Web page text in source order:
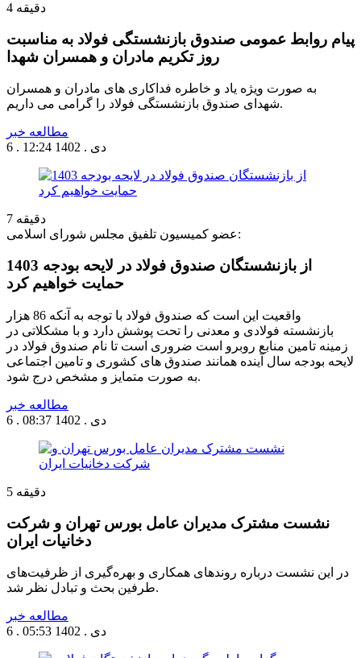
4 دقیقه
پیام روابط عمومی صندوق بازنشستگی فولاد به مناسبت
روز تکریم مادران و همسران شهدا
به صورت ویژه یاد و خاطره فداکاری های مادران و همسران
شهدای صندوق بازنشستگی فولاد را گرامی می داریم.
مطالعه خبر
6 . دی . 1402
12:24
7 دقیقه
عضو کمیسیون تلفیق مجلس شورای اسلامی:
از بازنشستگان صندوق فولاد در لایحه بودجه 1403
حمایت خواهیم کرد
واقعیت این است که صندوق فولاد با توجه به آنکه 86 هزار
بازنشسته فولادی و معدنی را تحت پوشش دارد و با مشکلاتی در
زمینه تامین منابع روبرو است ضروری است تا نام صندوق فولاد در
لایحه بودجه سال آینده همانند صندوق های کشوری و تامین اجتماعی
به صورت متمایز و مشخص درج شود.
مطالعه خبر
6 . دی . 1402
08:37
5 دقیقه
نشست مشترک مدیران عامل بورس تهران و شرکت
دخانیات ایران
در این نشست درباره روندهای همکاری و بهره‌گیری از ظرفیت‌های
طرفین بحث و تبادل نظر شد.
مطالعه خبر
6 . دی . 1402
05:53